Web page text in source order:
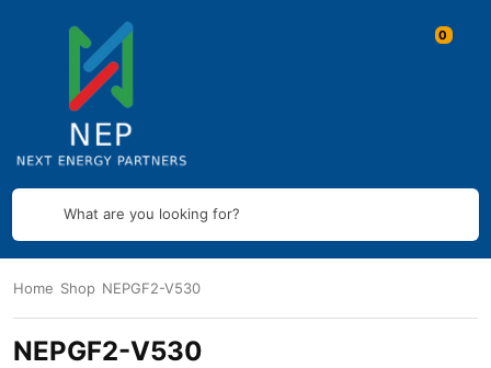
What are you looking for?
Home Shop NEPGF2-V530
NEPGF2-V530